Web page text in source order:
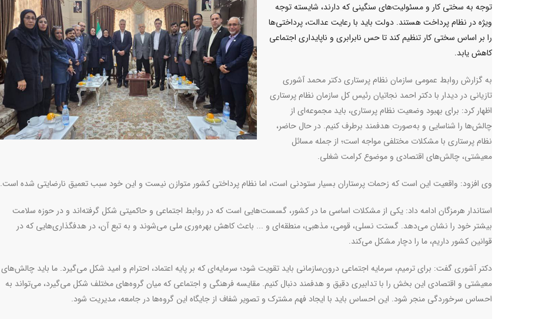
توجه به سختی کار و مسئولیت‌های سنگینی که دارند، شایسته‌ توجه
ویژه در نظام پرداخت هستند. دولت باید با رعایت عدالت، پرداختی‌ها
را بر اساس سختی کار تنظیم کند تا حس نابرابری و ناپایداری اجتماعی
کاهش یابد.
به گزارش روابط عمومی سازمان نظام پرستاری دکتر محمد آشوری
تازیانی در دیدار با دکتر احمد نجاتیان رئیس کل سازمان نظام پرستاری
اظهار کرد: برای بهبود وضعیت نظام پرستاری، باید مجموعه‌ای از
چالش‌ها را شناسایی و به‌صورت هدفمند برطرف کنیم. در حال حاضر،
نظام پرستاری با مشکلات مختلفی مواجه است؛ از جمله مسائل
معیشتی، چالش‌های اقتصادی و موضوع کرامت شغلی.
وی افزود: واقعیت این است که زحمات پرستاران بسیار ستودنی است، اما نظام پرداختی کشور متوازن نیست و این خود سبب تعمیق نارضایتی شده است.
استاندار هرمزگان ادامه داد: یکی از مشکلات اساسی ما در کشور، گسست‌هایی است که در روابط اجتماعی و حاکمیتی شکل گرفته‌اند و در حوزه سلامت
بیشتر خود را نشان می‌دهد. گستت نسلی، قومی، مذهبی، منطقه‌ای و ... باعث کاهش بهره‌وری ملی می‌شوند و به تبع آن، در هدفگذاری‌هایی که در
قوانین کشور داریم، ما را دچار مشکل می‌‌کند.
دکتر آشوری گفت: برای ترمیم، سرمایه اجتماعی درون‌سازمانی باید تقویت شود؛ سرمایه‌ای که بر پایه اعتماد، احترام و امید شکل می‌گیرد. ما باید چالش‌های
معیشتی و اقتصادی این بخش را با تدابیری دقیق و هدفمند دنبال کنیم. مقایسه فرهنگی و اجتماعی که میان گروه‌های مختلف شکل می‌گیرد، می‌تواند به
احساس سرخوردگی منجر شود. این احساس باید با ایجاد فهم مشترک و تصویر شفاف از جایگاه این گروه‌ها در جامعه، مدیریت شود.